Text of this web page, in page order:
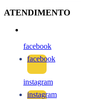
ATENDIMENTO
facebook
facebook
instagram
instagram